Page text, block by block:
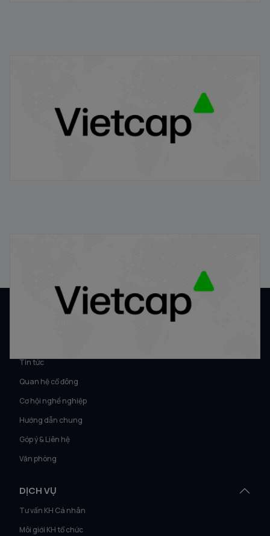
Tin tức
Quan hệ cổ đông
Cơ hội nghề nghiệp
Hướng dẫn chung
Góp ý & Liên hệ
Văn phòng
DỊCH VỤ
Tư vấn KH Cá nhân
Môi giới KH tổ chức